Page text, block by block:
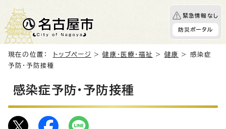
緊急情報なし
防災ポータル
現在の位置： トップページ >健康・医療・福祉 > 健康
> 感染症
予防・予防接種
感染症予防・予防接種